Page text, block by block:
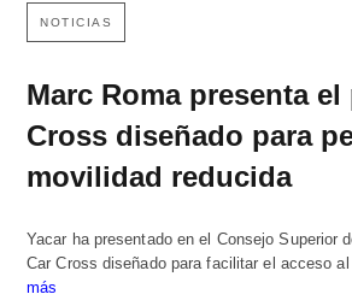
NOTICIAS
Marc Roma presenta el
Cross diseñado para
movilidad reducida
Yacar ha presentado en el Consejo Superior
Car Cross diseñado para facilitar el acceso
más